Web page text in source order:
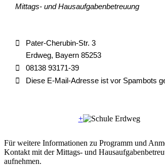
Mittags- und Hausaufgabenbetreuung
Pater-Cherubin-Str. 3
Erdweg, Bayern 85253
08138 93171-39
Diese E-Mail-Adresse ist vor Spambots geschützt! Zur Anzeige muss
+
Für weitere Informationen zu Programm und
Kontakt mit der Mittags- und
aufnehmen.